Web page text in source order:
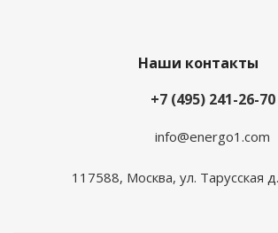
Наши контакты
+7 (495) 241-26-70
info@energo1.com
117588, Москва, ул. Тарусская